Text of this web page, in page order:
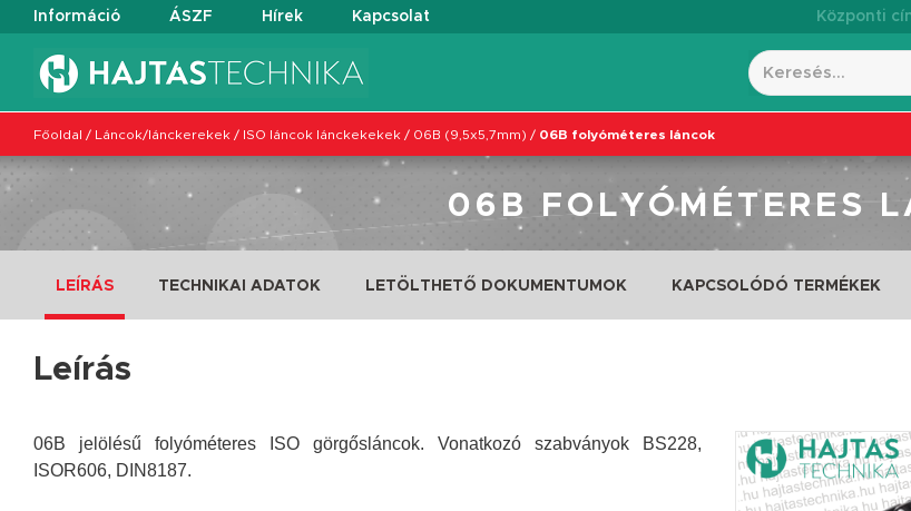
Információ ÁSZF Hírek Kapcsolat Központi
Főoldal / Láncok/lánckerekek / ISO láncok lánckekekek / 06B (9,5x5,7mm) / 06B folyóméteres láncok
06B FOLYÓMÉTERES
LEÍRÁS TECHNIKAI ADATOK LETÖLTHETŐ DOKUMENTUMOK KAPCSOLÓDÓ TERMÉKEK
Leírás
06B jelölésű folyóméteres ISO görgősláncok. Vonatkozó szabványok BS228,
ISOR606, DIN8187.